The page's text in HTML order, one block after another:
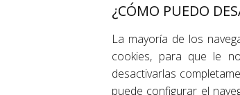
¿CÓMO PUEDO
La mayoría de los
cookies, para que le
desactivarlas
puede configurar el